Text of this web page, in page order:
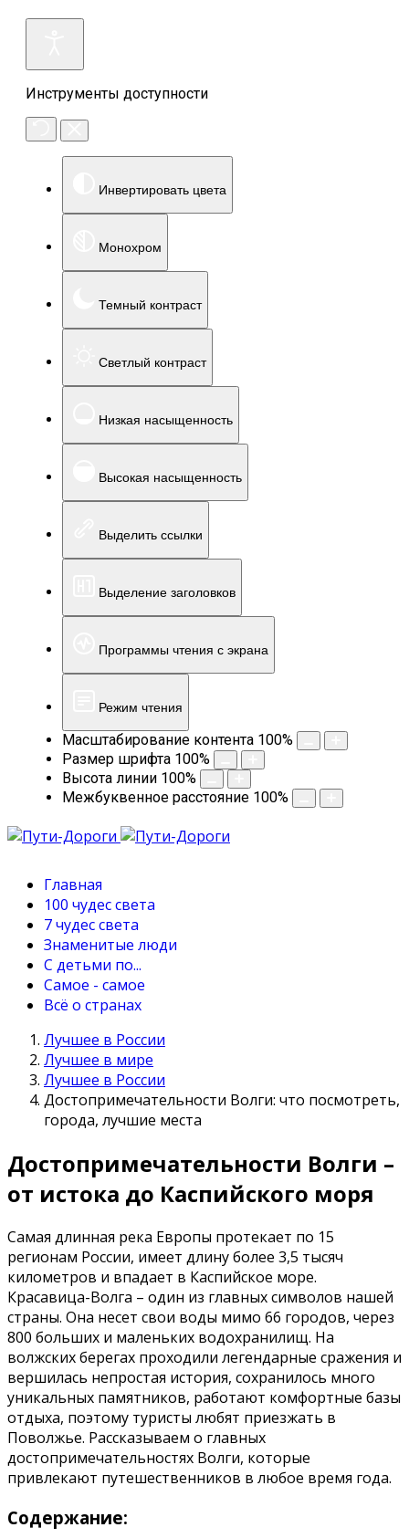
Инструменты доступности
Инвертировать цвета
Монохром
Темный контраст
Светлый контраст
Низкая насыщенность
Высокая насыщенность
Выделить ссылки
Выделение заголовков
Программы чтения с экрана
Режим чтения
Масштабирование контента 100%
Размер шрифта 100%
Высота линии 100%
Межбуквенное расстояние 100%
Главная
100 чудес света
7 чудес света
Знаменитые люди
С детьми по...
Самое - самое
Всё о странах
Лучшее в России
Лучшее в мире
Лучшее в России
Достопримечательности Волги: что посмотреть,
города, лучшие места
Достопримечательности Волги –
от истока до Каспийского моря
Самая длинная река Европы протекает по 15
регионам России, имеет длину более 3,5 тысяч
километров и впадает в Каспийское море.
Красавица-Волга – один из главных символов нашей
страны. Она несет свои воды мимо 66 городов, через
800 больших и маленьких водохранилищ. На
волжских берегах проходили легендарные сражения и
вершилась непростая история, сохранилось много
уникальных памятников, работают комфортные базы
отдыха, поэтому туристы любят приезжать в
Поволжье. Рассказываем о главных
достопримечательностях Волги, которые
привлекают путешественников в любое время года.
Содержание: